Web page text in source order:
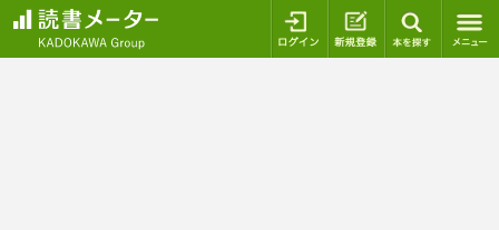
ログイン 新規登録